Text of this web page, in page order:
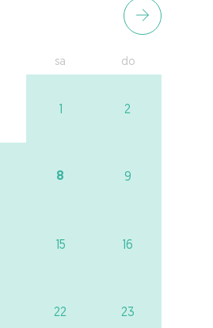
sa do
1 2
8 9
15 16
22 23